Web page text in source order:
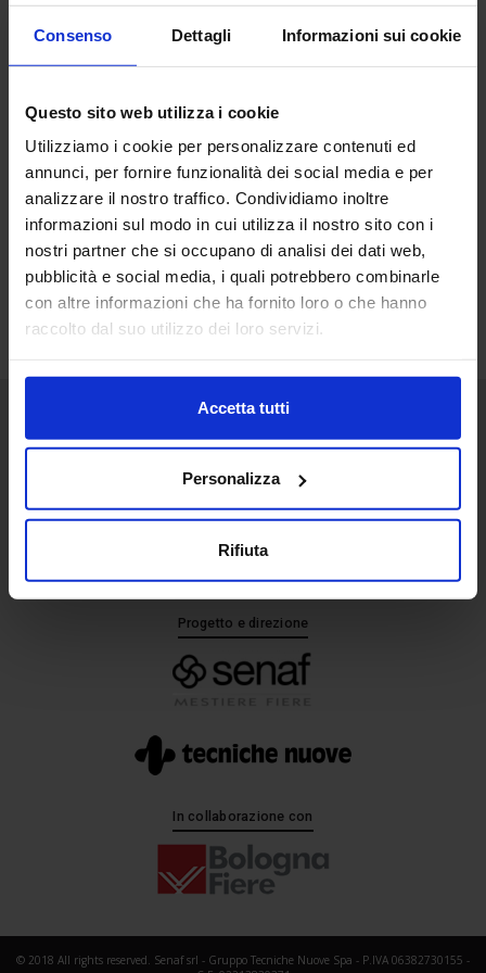
Consenso Dettagli Informazioni sui cookie
Questo sito web utilizza i cookie
Utilizziamo i cookie per personalizzare contenuti ed
annunci, per fornire funzionalità dei social media e per
analizzare il nostro traffico. Condividiamo inoltre
informazioni sul modo in cui utilizza il nostro sito con i
nostri partner che si occupano di analisi dei dati web,
pubblicità e social media, i quali potrebbero combinarle
con altre informazioni che ha fornito loro o che hanno
raccolto dal suo utilizzo dei loro servizi.
Accetta tutti
Personalizza
Rifiuta
Senaf srl
+ 39 051.325511
+ 39 02.332039460
Progetto e direzione
In collaborazione con
© 2018 All rights reserved. Senaf srl - Gruppo Tecniche Nuove Spa - P.IVA 06382730155 -